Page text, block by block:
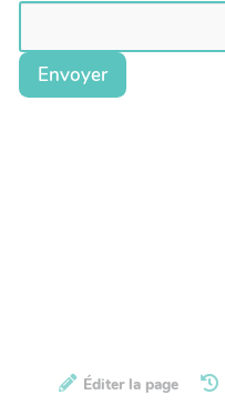
Envoyer
Éditer la page